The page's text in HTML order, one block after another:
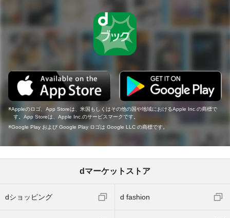
Appleのロゴ、App Storeは、米国もしくはその他の国や地域におけるApple Inc.の商標で
す。App Storeは、Apple Inc.のサービスマークです。
Google Play および Google Play ロゴは Google LLC の商標です。
dマーケットストア
dショッピング d fashion